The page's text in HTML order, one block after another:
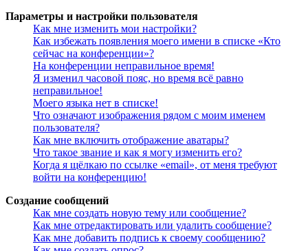
Параметры и настройки пользователя
Как мне изменить мои настройки?
Как избежать появления моего имени в списке «Кто
сейчас на конференции»?
На конференции неправильное время!
Я изменил часовой пояс, но время всё равно
неправильное!
Моего языка нет в списке!
Что означают изображения рядом с моим именем
пользователя?
Как мне включить отображение аватары?
Что такое звание и как я могу изменить его?
Когда я щёлкаю по ссылке «email», от меня требуют
войти на конференцию!
Создание сообщений
Как мне создать новую тему или сообщение?
Как мне отредактировать или удалить сообщение?
Как мне добавить подпись к своему сообщению?